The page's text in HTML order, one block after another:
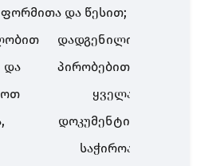
და წესით;
დადგენილი
პირობებით,
ყველა
დოკუმენტი,
საჭიროა